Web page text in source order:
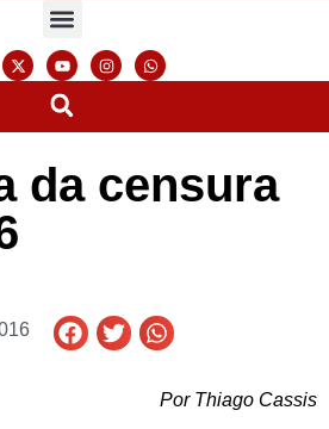
da censura
Por Thiago Cassis